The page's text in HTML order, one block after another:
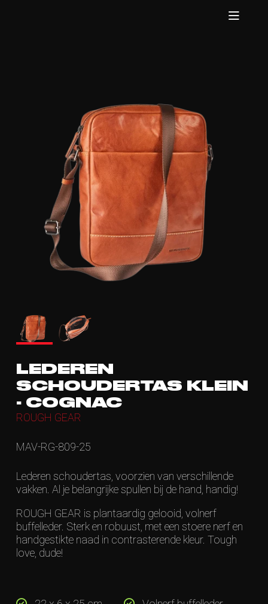
LEDEREN
SCHOUDERTAS KLEIN
- COGNAC
ROUGH GEAR
MAV-RG-809-25
Lederen schoudertas, voorzien van verschillende
vakken. Al je belangrijke spullen bij de hand, handig!
ROUGH GEAR is plantaardig gelooid, volnerf
buffelleder. Sterk en robuust, met een stoere nerf en
handgestikte naad in contrasterende kleur. Tough
love, dude!